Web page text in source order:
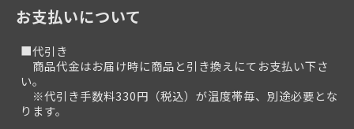
お支払いについて
■代引き
商品代金はお届け時に商品と引き換えにてお支払い下さ
い。
※代引き手数料330円（税込）が温度帯毎、別途必要とな
ります。